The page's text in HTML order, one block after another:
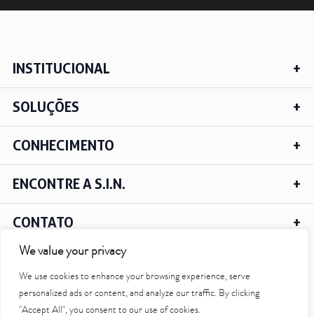
We value your privacy
We use cookies to enhance your browsing experience, serve
personalized ads or content, and analyze our traffic. By clicking
"Accept All", you consent to our use of cookies.
INSTITUCIONAL
SOLUÇÕES
CONHECIMENTO
ENCONTRE A S.I.N.
CONTATO
IR PARA O TOPO